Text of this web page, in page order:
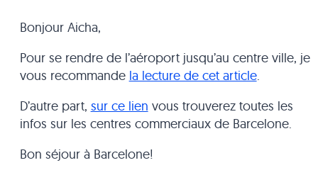
Bonjour Aicha,
Pour se rendre de l’aéroport jusqu’au centre ville, je
vous recommande la lecture de cet article.
D’autre part, sur ce lien vous trouverez toutes les
infos sur les centres commerciaux de Barcelone.
Bon séjour à Barcelone!